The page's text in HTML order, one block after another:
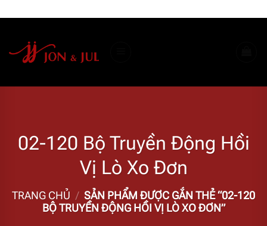
dung
02-120 Bộ Truyền Động Hồi
Vị Lò Xo Đơn
TRANG CHỦ / SẢN PHẨM ĐƯỢC GẮN THẺ “02-120
BỘ TRUYỀN ĐỘNG HỒI VỊ LÒ XO ĐƠN”